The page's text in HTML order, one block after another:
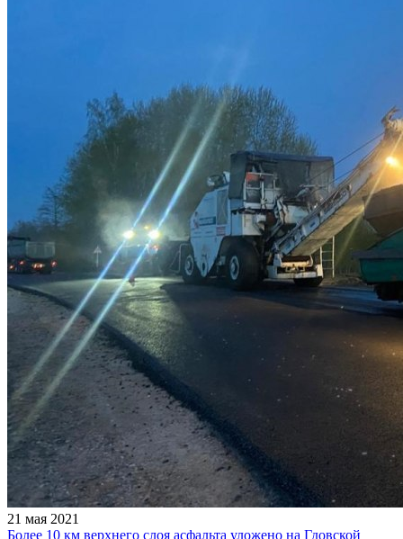
21 мая 2021
Более 10 км верхнего слоя асфальта уложено на Гдовской